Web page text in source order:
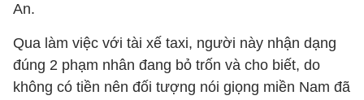
An.
Qua làm việc với tài xế taxi, người này nhận dạng
đúng 2 phạm nhân đang bỏ trốn và cho biết, do
không có tiền nên đối tượng nói giọng miền Nam đã